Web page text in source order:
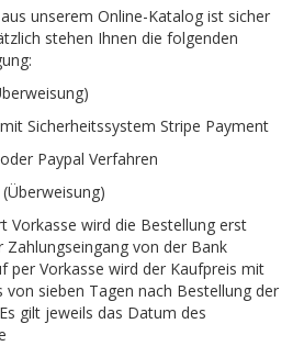
unserem Online-Katalog ist sicher
stehen Ihnen die folgenden
Sicherheitssystem Stripe Payment
Paypal Verfahren
Vorkasse wird die Bestellung erst
von der Bank
per Vorkasse wird der Kaufpreis mit
von sieben Tagen nach Bestellung der
gilt jeweils das Datum des